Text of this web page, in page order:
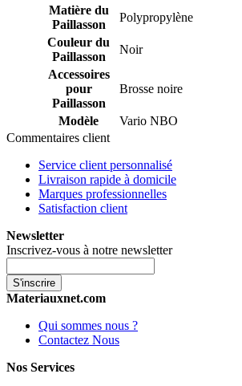
Matière du
Paillasson
Polypropylène
Couleur du
Paillasson
Noir
Accessoires
pour
Paillasson
Brosse noire
Modèle
Vario NBO
Commentaires client
Service client personnalisé
Livraison rapide à domicile
Marques professionnelles
Satisfaction client
Newsletter
Inscrivez-vous à notre newsletter
S'inscrire
Materiauxnet.com
Qui sommes nous ?
Contactez Nous
Nos Services